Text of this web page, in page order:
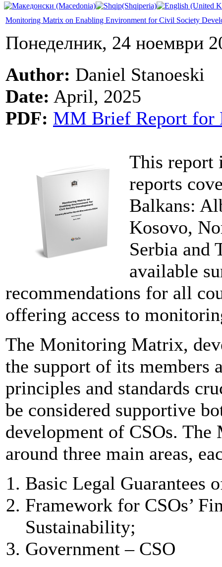
Monitoring Matrix on Enabling Environment for Civil Society
Понеделник, 24 ноември
Author: Daniel Stanoeski
Date: April, 2025
PDF: MM Brief Report for
This report
reports
Balkans:
Kosovo,
Serbia and
available
recommendations for all
offering access to
The Monitoring Matrix,
the support of its members
principles and standards
be considered supportive
development of CSOs.
around three main areas,
Basic Legal Guarantees
Framework for CSOs’
Sustainability;
Government – CSO